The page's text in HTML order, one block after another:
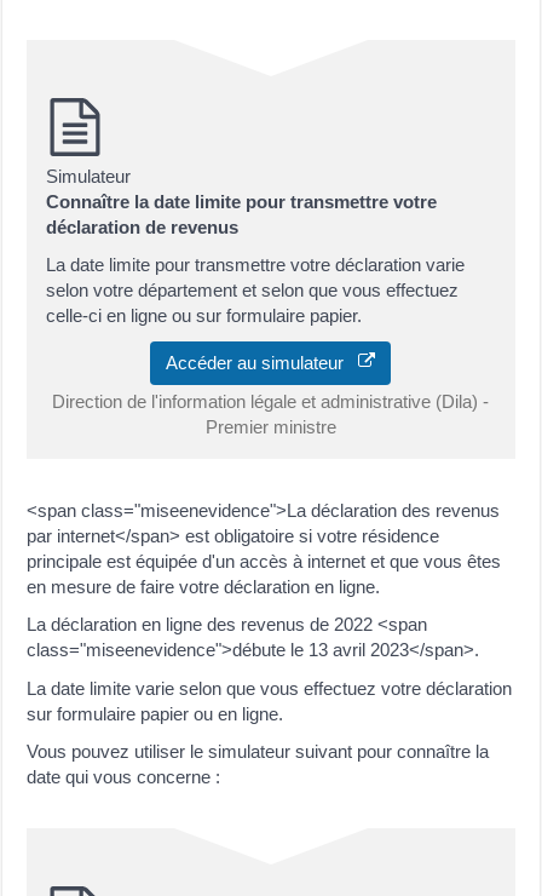
Simulateur
Connaître la date limite pour transmettre votre
déclaration de revenus
La date limite pour transmettre votre déclaration varie
selon votre département et selon que vous effectuez
celle-ci en ligne ou sur formulaire papier.
Accéder au simulateur
Direction de l'information légale et administrative (Dila) -
Premier ministre
<span class="miseenevidence">La déclaration des revenus
par internet</span> est obligatoire si votre résidence
principale est équipée d'un accès à internet et que vous êtes
en mesure de faire votre déclaration en ligne.
La déclaration en ligne des revenus de 2022 <span
class="miseenevidence">débute le 13 avril 2023</span>.
La date limite varie selon que vous effectuez votre déclaration
sur formulaire papier ou en ligne.
Vous pouvez utiliser le simulateur suivant pour connaître la
date qui vous concerne :